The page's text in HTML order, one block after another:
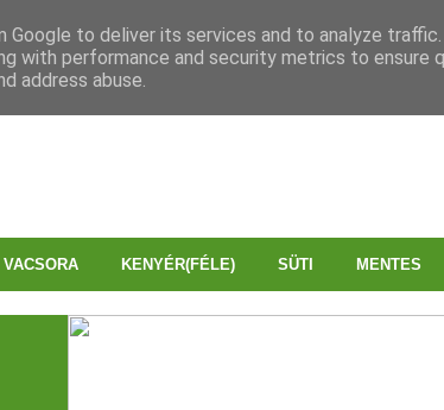
VACSORA KENYÉR(FÉLE) SÜTI MENTES
Google to deliver its services and to analyze
with performance and security metrics to ensure
address abuse.